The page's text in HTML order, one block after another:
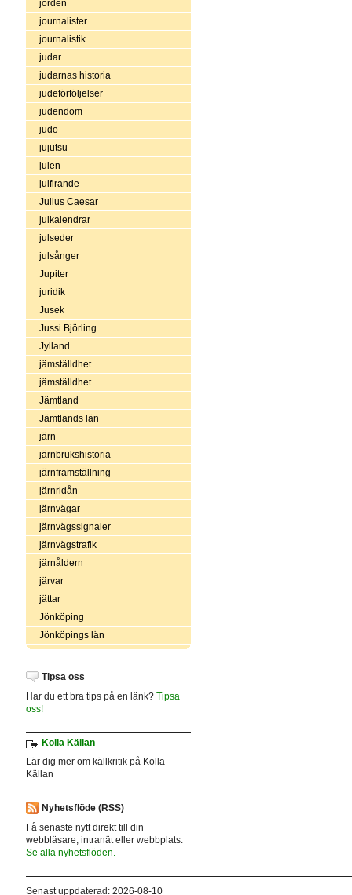
jorden
journalister
journalistik
judar
judarnas historia
judeförföljelser
judendom
judo
jujutsu
julen
julfirande
Julius Caesar
julkalendrar
julseder
julsånger
Jupiter
juridik
Jusek
Jussi Björling
Jylland
jämställdhet
jämställdhet
Jämtland
Jämtlands län
järn
järnbrukshistoria
järnframställning
järnridån
järnvägar
järnvägssignaler
järnvägstrafik
järnåldern
järvar
jättar
Jönköping
Jönköpings län
Tipsa oss
Har du ett bra tips på en länk? Tipsa
oss!
Kolla Källan
Lär dig mer om källkritik på Kolla
Källan
Nyhetsflöde (RSS)
Få senaste nytt direkt till din
webbläsare, intranät eller webbplats.
Se alla nyhetsflöden.
Senast uppdaterad: 2026-08-10